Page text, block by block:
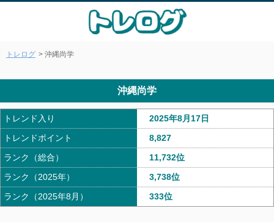
トレログ > 沖縄尚学
沖縄尚学
トレンド入り
トレンドポイント
ランク（総合）
ランク（2025年）
ランク（2025年8月）
2025年8月17日
8,827
11,732位
3,738位
333位